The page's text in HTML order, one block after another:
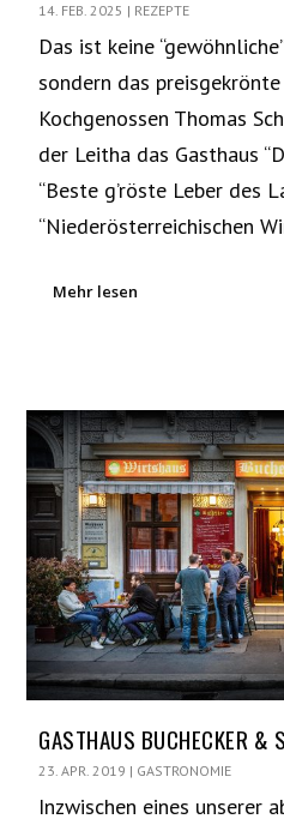
14. FEB. 2025 | REZEPTE
Das ist keine
sondern das
Kochgenossen Thomas
der Leitha das Gasthaus
“Beste g’röste Leber des
“Niederösterreichischen
Mehr lesen
GASTHAUS BUCHECKER &
23. APR. 2019 | GASTRONOMIE
Inzwischen eines unserer